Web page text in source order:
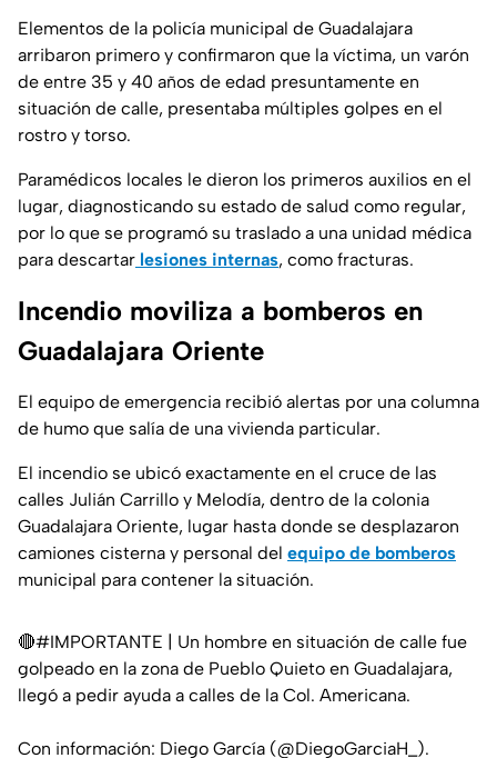
Elementos de la policía municipal de Guadalajara
arribaron primero y confirmaron que la víctima, un varón
de entre 35 y 40 años de edad presuntamente en
situación de calle, presentaba múltiples golpes en el
rostro y torso.
Paramédicos locales le dieron los primeros auxilios en el
lugar, diagnosticando su estado de salud como regular,
por lo que se programó su traslado a una unidad médica
para descartar lesiones internas, como fracturas.
Incendio moviliza a bomberos en
Guadalajara Oriente
El equipo de emergencia recibió alertas por una columna
de humo que salía de una vivienda particular.
El incendio se ubicó exactamente en el cruce de las
calles Julián Carrillo y Melodía, dentro de la colonia
Guadalajara Oriente, lugar hasta donde se desplazaron
camiones cisterna y personal del equipo de bomberos
municipal para contener la situación.
🔴#IMPORTANTE | Un hombre en situación de calle fue
golpeado en la zona de Pueblo Quieto en Guadalajara,
llegó a pedir ayuda a calles de la Col. Americana.
Con información: Diego García (@DiegoGarciaH_ ).